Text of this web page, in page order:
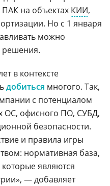
на объектах КИИ,
Но с 1 января
можно
решения.
в контексте
добиться многого. Так,
с потенциалом
ОС, офисного ПО, СУБД,
безопасности.
и правила игры
нормативная база,
являются
— добавляет